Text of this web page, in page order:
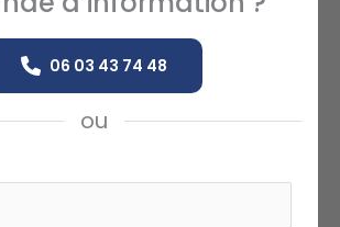
06 03 43 74 48
ou